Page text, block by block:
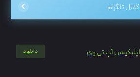
کانال تلگرام
اپلیکیشن آپ تی وی دانلود